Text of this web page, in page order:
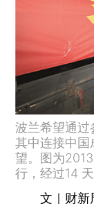
波兰希望通过
其中连接中
望。图为
行，经过14
文｜财新